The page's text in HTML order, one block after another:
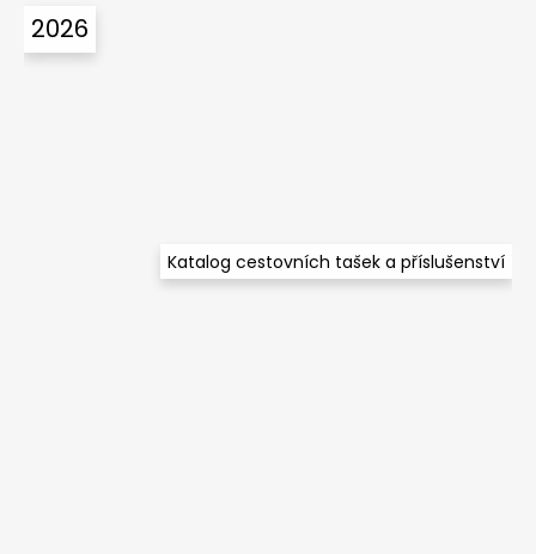
2026
Katalog cestovních tašek a příslušenství